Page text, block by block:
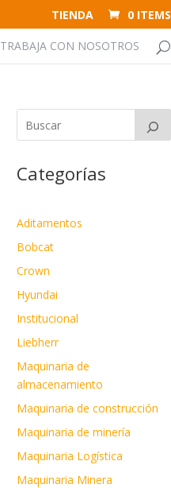
TIENDA 0 ITEMS
TRABAJA CON NOSOTROS
Categorías
Aditamentos
Bobcat
Crown
Hyundai
Institucional
Liebherr
Maquinaria de
almacenamiento
Maquinaria de construcción
Maquinaria de minería
Maquinaria Logística
Maquinaria Minera